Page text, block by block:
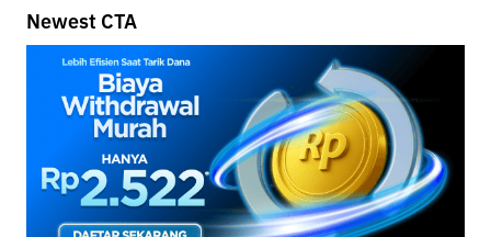
Newest CTA